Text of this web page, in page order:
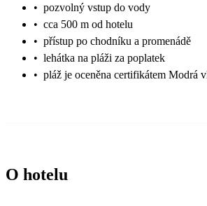
• pozvolný vstup do vody
• cca 500 m od hotelu
• přístup po chodníku a promenádě
• lehátka na pláži za poplatek
• pláž je oceněna certifikátem Modrá
O hotelu